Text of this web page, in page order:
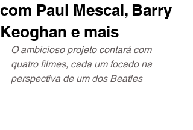
com Paul Mescal, Barry
Keoghan e mais
O ambicioso projeto contará com
quatro filmes, cada um focado na
perspectiva de um dos Beatles